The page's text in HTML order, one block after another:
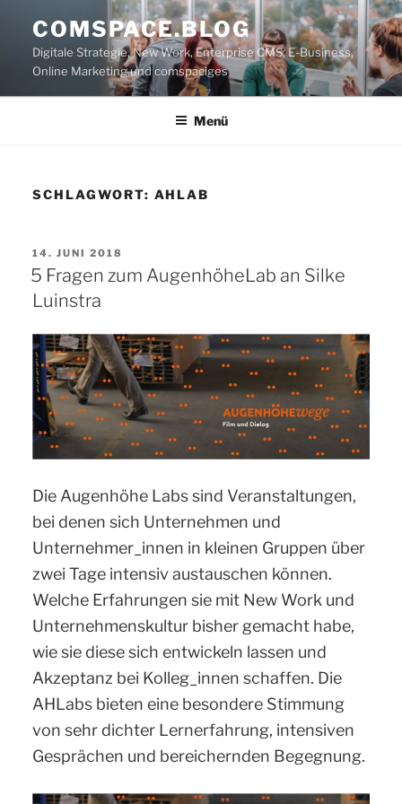
Inhalt
springen
COMSPACE.BLOG
Digitale Strategie, New Work, Enterprise CMS, E-Business,
Online Marketing und comspaciges
Menü
SCHLAGWORT: AHLAB
VERÖFFENTLICHT
AM
14. JUNI 2018
5 Fragen zum AugenhöheLab an Silke
Luinstra
Die Augenhöhe Labs sind Veranstaltungen,
bei denen sich Unternehmen und
Unternehmer_innen in kleinen Gruppen über
zwei Tage intensiv austauschen können.
Welche Erfahrungen sie mit New Work und
Unternehmenskultur bisher gemacht habe,
wie sie diese sich entwickeln lassen und
Akzeptanz bei Kolleg_innen schaffen. Die
AHLabs bieten eine besondere Stimmung
von sehr dichter Lernerfahrung, intensiven
Gesprächen und bereichernden Begegnung.